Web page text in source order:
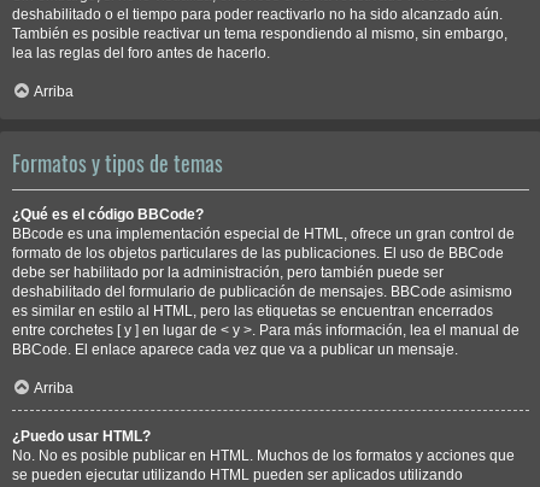
deshabilitado o el tiempo para poder reactivarlo no ha sido alcanzado aún.
También es posible reactivar un tema respondiendo al mismo, sin embargo,
lea las reglas del foro antes de hacerlo.
Arriba
Formatos y tipos de temas
¿Qué es el código BBCode?
BBcode es una implementación especial de HTML, ofrece un gran control de
formato de los objetos particulares de las publicaciones. El uso de BBCode
debe ser habilitado por la administración, pero también puede ser
deshabilitado del formulario de publicación de mensajes. BBCode asimismo
es similar en estilo al HTML, pero las etiquetas se encuentran encerrados
entre corchetes [ y ] en lugar de < y >. Para más información, lea el manual de
BBCode. El enlace aparece cada vez que va a publicar un mensaje.
Arriba
¿Puedo usar HTML?
No. No es posible publicar en HTML. Muchos de los formatos y acciones que
se pueden ejecutar utilizando HTML pueden ser aplicados utilizando